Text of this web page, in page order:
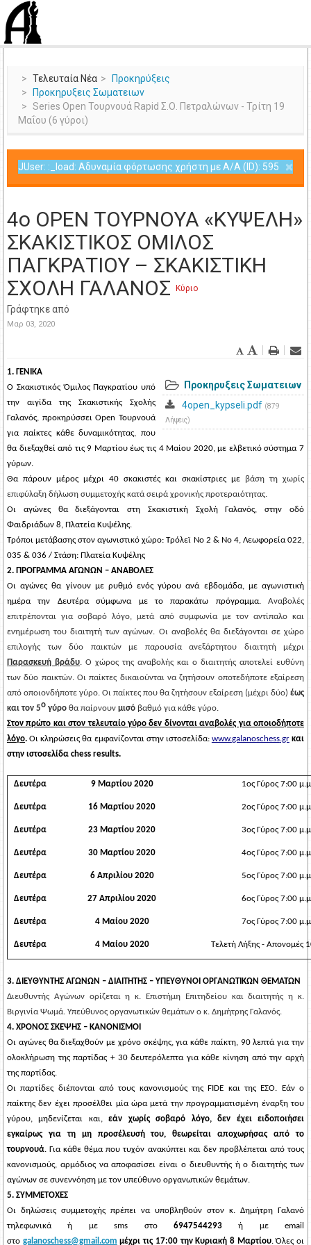
Τελευταία Νέα
Προκηρύξεις
Προκηρυξεις Σωματειων
Series Open Τουρνουά Rapid Σ.Ο. Πετραλώνων - Τρίτη 19
Μαΐου (6 γύροι)
×
JUser: :_load: Αδυναμία φόρτωσης χρήστη με Α/Α (ID): 595
4ο OPEN ΤΟΥΡΝΟΥΑ «ΚΥΨΕΛΗ»
ΣΚΑΚΙΣΤΙΚΟΣ ΟΜΙΛΟΣ
ΠΑΓΚΡΑΤΙΟΥ – ΣΚΑΚΙΣΤΙΚΗ
ΣΧΟΛΗ ΓΑΛΑΝΟΣ
Κύριο
Γράφτηκε από
Μαρ 03, 2020
Προκηρυξεις Σωματειων
4open_kypseli.pdf (879
Λήψεις)
1. ΓΕΝΙΚΑ
Ο Σκακιστικός Όμιλος Παγκρατίου υπό
την αιγίδα της Σκακιστικής Σχολής
Γαλανός, προκηρύσσειOpen Τουρνουά
για παίκτες κάθε δυναμικότητας, που
θα διεξαχθεί από τις 9 Μαρτίουέως τις 4 Μαίου 2020, με ελβετικό σύστημα 7
γύρων.
Θα πάρουν μέρος μέχρι 40 σκακιστές και σκακίστριες με βάση τη χωρίς
επιφύλαξη δήλωση συμμετοχής κατά σειρά χρονικής προτεραιότητας.
Οι αγώνες θα διεξάγονται στη Σκακιστική Σχολή Γαλανός, στην οδό
Φαιδριάδων 8, Πλατεία Κυψέλης.
Τρόποι μετάβασης στον αγωνιστικό χώρο: Τρόλεϊ Νο 2 & Νο 4, Λεωφορεία 022,
035 & 036 / Στάση: Πλατεία Κυψέλης
2. ΠΡΟΓΡΑΜΜΑ ΑΓΩΝΩΝ – ΑΝΑΒΟΛΕΣ
Οι αγώνες θα γίνουν με ρυθμό ενός γύρου ανά εβδομάδα, με αγωνιστική
ημέρα την Δευτέρασύμφωνα με το παρακάτω πρόγραμμα. Αναβολές
επιτρέπονται για σοβαρό λόγο, μετά από συμφωνία με τον αντίπαλο και
ενημέρωση του διαιτητή των αγώνων. Οι αναβολές θα διεξάγονται σε χώρο
επιλογής των δύο παικτών με παρουσία ανεξάρτητου διαιτητή μέχρι
Παρασκευή βράδυ. Ο χώρος της αναβολής και ο διαιτητής αποτελεί ευθύνη
των δύο παικτών. Οι παίκτες δικαιούνται να ζητήσουν οποτεδήποτε εξαίρεση
από οποιονδήποτε γύρο. Οι παίκτες που θα ζητήσουν εξαίρεση (μέχρι δύο) έως
και τον 5ο γύρο θα παίρνουν μισό βαθμό για κάθε γύρο.
Στον πρώτο και στον τελευταίο γύρο δεν δίνονται αναβολές για οποιοδήποτε
λόγο. Οι κληρώσεις θα εμφανίζονται στην ιστοσελίδα: www.galanoschess.grκαι
στην ιστοσελίδα chess results.
Δευτέρα 9Μαρτίου 2020 1ος Γύρος 7:00
Δευτέρα 16 Μαρτίου 2020 2ος Γύρος 7:00
Δευτέρα 23 Μαρτίου 2020 3ος Γύρος 7:00
Δευτέρα 30 Μαρτίου 2020 4ος Γύρος 7:00
Δευτέρα 6Απριλίου 2020 5ος Γύρος 7:00
Δευτέρα 27 Απριλίου 2020 6ος Γύρος 7:00
Δευτέρα 4 Μαίου 2020 7ος Γύρος 7:00
Δευτέρα 4 Μαίου 2020 Τελετή Λήξης - Απονομές
3. ΔΙΕΥΘΥΝΤΗΣ ΑΓΩΝΩΝ – ΔΙΑΙΤΗΤΗΣ – ΥΠΕΥΘΥΝΟΙ ΟΡΓΑΝΩΤΙΚΩΝ ΘΕΜΑΤΩΝ
Διευθυντής Αγώνων ορίζεται η κ. Επιστήμη Επιτηδείου και διαιτητής η κ.
Βιργινία Ψωμά. Υπεύθυνος οργανωτικών θεμάτων ο κ. Δημήτρης Γαλανός.
4. ΧΡΟΝΟΣ ΣΚΕΨΗΣ – ΚΑΝΟΝΙΣΜΟΙ
Οι αγώνες θα διεξαχθούν με χρόνο σκέψης, για κάθε παίκτη, 90 λεπτά για την
ολοκλήρωση της παρτίδας + 30 δευτερόλεπτα για κάθε κίνηση από την αρχή
της παρτίδας.
Οι παρτίδες διέπονται από τους κανονισμούς της FIDE και της ΕΣΟ. Εάν ο
παίκτης δεν έχει προσέλθει μία ώρα μετά την προγραμματισμένη έναρξη του
γύρου, μηδενίζεται και,εάν χωρίς σοβαρό λόγο, δεν έχει ειδοποιήσει
εγκαίρως για τη μη προσέλευσή του, θεωρείται αποχωρήσας από το
τουρνουά. Για κάθε θέμα που τυχόν ανακύπτει και δεν προβλέπεται από τους
κανονισμούς, αρμόδιος να αποφασίσει είναι o διευθυντής ή ο διαιτητής των
αγώνων σε συνεννόηση με τον υπεύθυνο οργανωτικών θεμάτων.
5. ΣΥΜΜΕΤΟΧΕΣ
Οι δηλώσεις συμμετοχής πρέπει να υποβληθούν στον κ. Δημήτρη Γαλανό
τηλεφωνικά ή με sms στο 6947544293ή με email
στο galanoschess@gmail.com μέχρι τις 17:00 την Κυριακή 8 Μαρτίου. Όλες οι